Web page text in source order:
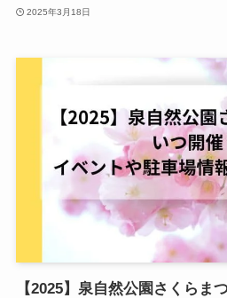
2025年3月18日
【2025】泉自然公園さくらま